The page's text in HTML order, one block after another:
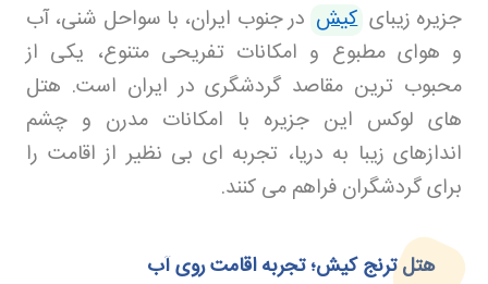
جزیره زیبای کیش در جنوب ایران، با سواحل شنی، آب
و هوای مطبوع و امکانات تفریحی متنوع، یکی از
محبوب ترین مقاصد گردشگری در ایران است. هتل
های لوکس این جزیره با امکانات مدرن و چشم
اندازهای زیبا به دریا، تجربه ای بی نظیر از اقامت را
برای گردشگران فراهم می کنند.
هتل ترنج کیش؛ تجربه اقامت روی آب